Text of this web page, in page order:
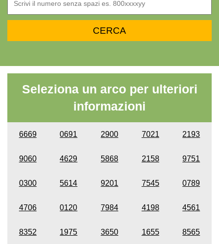
Seleziona un arco per ulteriori
informazioni
6669 0691 2900 7021 2193
9060 4629 5868 2158 9751
0300 5614 9201 7545 0789
4706 0120 7984 4198 4561
8352 1975 3650 1655 8565